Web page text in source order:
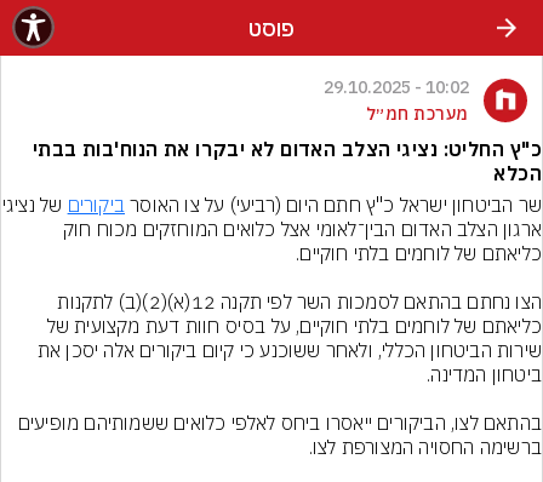
פוסט
10:02 - 29.10.2025
מערכת חמ״ל
כ"ץ החליט: נציגי הצלב האדום לא יבקרו את הנוח'בות בבתי
הכלא
שר הביטחון ישראל כ"ץ חתם היום (רביעי) על צו האוסר ביקורים
הצו נחתם בהתאם לסמכות השר לפי תקנה 12(א)(2)(ב) לתקנות